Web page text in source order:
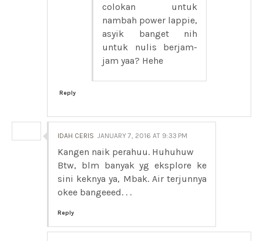
colokan untuk
nambah power lappie,
asyik banget nih
untuk nulis berjam-
jam yaa? Hehe
Reply
IDAH CERIS JANUARY 7, 2016 AT 9:33 PM
Kangen naik perahuu. Huhuhuw
Btw, blm banyak yg eksplore ke
sini keknya ya, Mbak. Air terjunnya
okee bangeeed. . .
Reply